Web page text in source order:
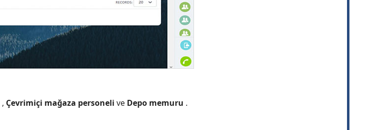
, Çevrimiçi mağaza personeli ve Depo memuru .